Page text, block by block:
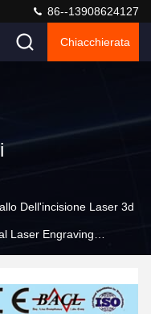
86--13908624127
Chiacchierata
Dell'incisione Laser 3d
Laser Engraving